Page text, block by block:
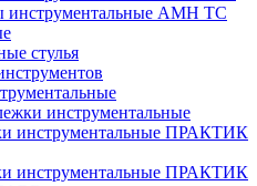
AMH TC
стулья
инструментальные
инструментальные ПРАКТИК
инструментальные ПРАКТИК